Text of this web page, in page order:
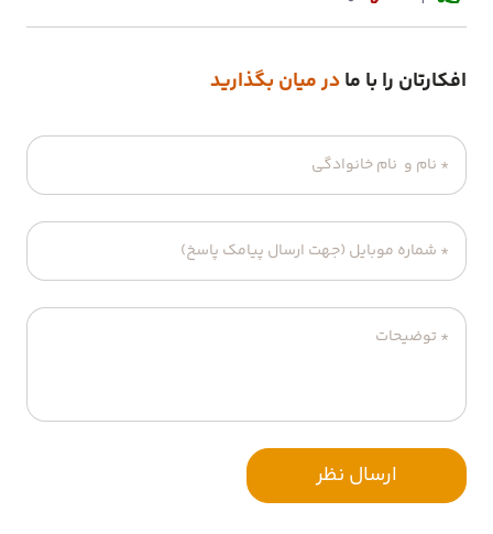
افکارتان را با مادر میان بگذارید
ارسال نظر